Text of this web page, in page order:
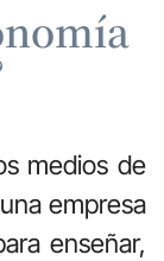
medios de
empresa
enseñar,